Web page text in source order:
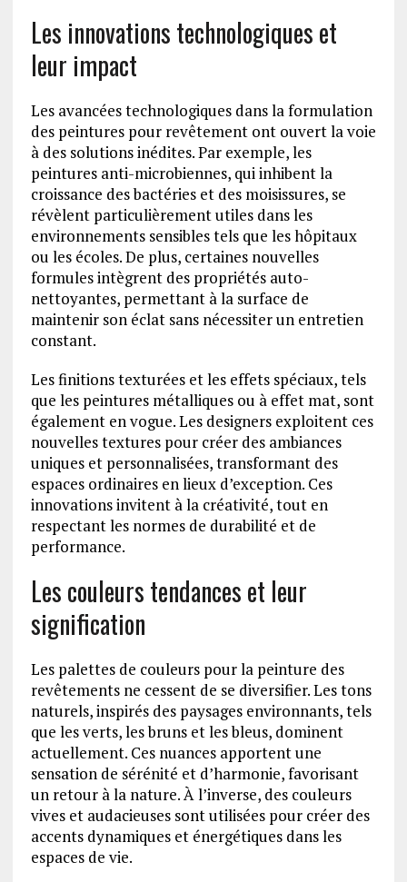
Les innovations technologiques et
leur impact
Les avancées technologiques dans la formulation
des peintures pour revêtement ont ouvert la voie
à des solutions inédites. Par exemple, les
peintures anti-microbiennes, qui inhibent la
croissance des bactéries et des moisissures, se
révèlent particulièrement utiles dans les
environnements sensibles tels que les hôpitaux
ou les écoles. De plus, certaines nouvelles
formules intègrent des propriétés auto-
nettoyantes, permettant à la surface de
maintenir son éclat sans nécessiter un entretien
constant.
Les finitions texturées et les effets spéciaux, tels
que les peintures métalliques ou à effet mat, sont
également en vogue. Les designers exploitent ces
nouvelles textures pour créer des ambiances
uniques et personnalisées, transformant des
espaces ordinaires en lieux d’exception. Ces
innovations invitent à la créativité, tout en
respectant les normes de durabilité et de
performance.
Les couleurs tendances et leur
signification
Les palettes de couleurs pour la peinture des
revêtements ne cessent de se diversifier. Les tons
naturels, inspirés des paysages environnants, tels
que les verts, les bruns et les bleus, dominent
actuellement. Ces nuances apportent une
sensation de sérénité et d’harmonie, favorisant
un retour à la nature. À l’inverse, des couleurs
vives et audacieuses sont utilisées pour créer des
accents dynamiques et énergétiques dans les
espaces de vie.